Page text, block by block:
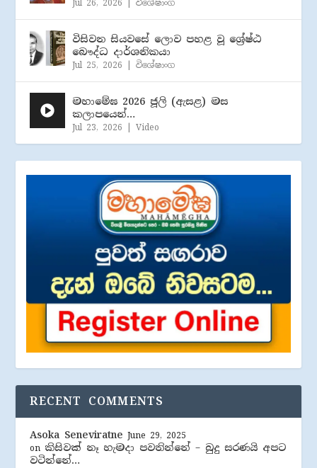
Jul 26, 2026 |විශේෂාංග
විසිවන සියවසේ ලොව පහළ වූ ශ්‍රේෂ්ඨ
බෞද්ධ දාර්ශනිකයා
Jul 25, 2026 |විශේෂාංග
මහාමේඝ 2026 ජූලි (​ඇසළ) මස
කලාපයෙන්…
Jul 23, 2026 |Video
RECENT COMMENTS
Asoka Seneviratne June 29, 2025
on කිසිවක් නෑ හැමදා පවතින්නේ – බුදු සරණයි අපට
වටින්නේ…